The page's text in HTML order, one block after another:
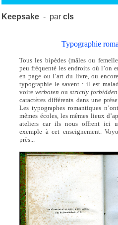
Keepsake - parcls
Typographie
Tous les bipèdes (mâles ou
peu fréquenté les endroits où l’on
en page ou l’art du livre, ou
typographie le savent : il est
voire verboten ou strictly forbidden
caractères différents dans une
Les typographes romantiques
mêmes écoles, les mêmes lieux
ateliers car ils nous offrent ici
exemple à cet enseignement.
près...